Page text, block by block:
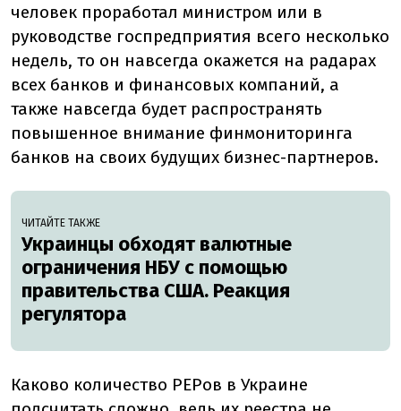
человек проработал министром или в
руководстве госпредприятия всего несколько
недель, то он навсегда окажется на радарах
всех банков и финансовых компаний, а
также навсегда будет распространять
повышенное внимание финмониторинга
банков на своих будущих бизнес-партнеров.
ЧИТАЙТЕ ТАКЖЕ
Украинцы обходят валютные
ограничения НБУ с помощью
правительства США. Реакция
регулятора
Каково количество PEPов в Украине